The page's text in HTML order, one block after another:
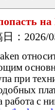
：2026/
при
работа с